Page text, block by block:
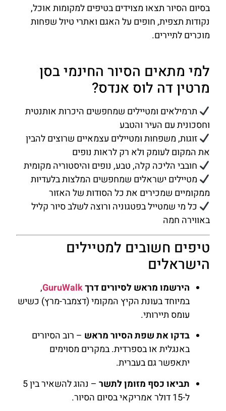
בסיום הסיור תצאו מצוידים בטיפים למקומות אוכל,
נקודות תצפית, חופים על האגם ואתרי טיול שפחות
מוכרים לתיירים.
למי מתאים הסיור החינמי בסן
מרטין דה לוס אנדס?
תרמילאים ומטיילים שמחפשים היכרות אותנטית
וחסכונית עם העיר והטבע
זוגות, משפחות ומטיילים עצמאיים שרוצים להבין
את המקום לעומק ולא רק לראות נופים
חובבי הליכה קלה, טבע, נופים והיסטוריה מקומית
מטיילים ישראלים שמחפשים המלצות בלעדיות
ממקומיים שמכירים את כל הסודות של האזור
כל מי שמטייל בפטגוניה ורוצה לשלב סיור קליל
באווירה חמה
טיפים חשובים למטיילים
הישראלים
הירשמו מראש לסיורים דרךGuruWalk
,
במיוחד בעונת הקיץ המקומי (דצמבר-מרץ) כשיש
עומס תיירותי.
בדקו את שפת הסיור מראש – רוב הסיורים
באנגלית או בספרדית. במקרים מסוימים
יתאפשר גם בעברית.
תביאו כסף מזומן לתשר
– נהוג להשאיר בין 5
ל-15 דולר אמריקאי בסיום הסיור.